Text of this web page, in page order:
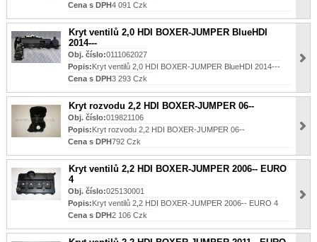
Cena s DPH4 091 Czk
Kryt ventilů 2,0 HDI BOXER-JUMPER BlueHDI
2014---
Obj. číslo:0111062027
Popis:Kryt ventilů 2,0 HDI BOXER-JUMPER BlueHDI 2014---
Cena s DPH3 293 Czk
Kryt rozvodu 2,2 HDI BOXER-JUMPER 06--
Obj. číslo:019821106
Popis:Kryt rozvodu 2,2 HDI BOXER-JUMPER 06--
Cena s DPH792 Czk
Kryt ventilů 2,2 HDI BOXER-JUMPER 2006-- EURO
4
Obj. číslo:025130001
Popis:Kryt ventilů 2,2 HDI BOXER-JUMPER 2006-- EURO 4
Cena s DPH2 106 Czk